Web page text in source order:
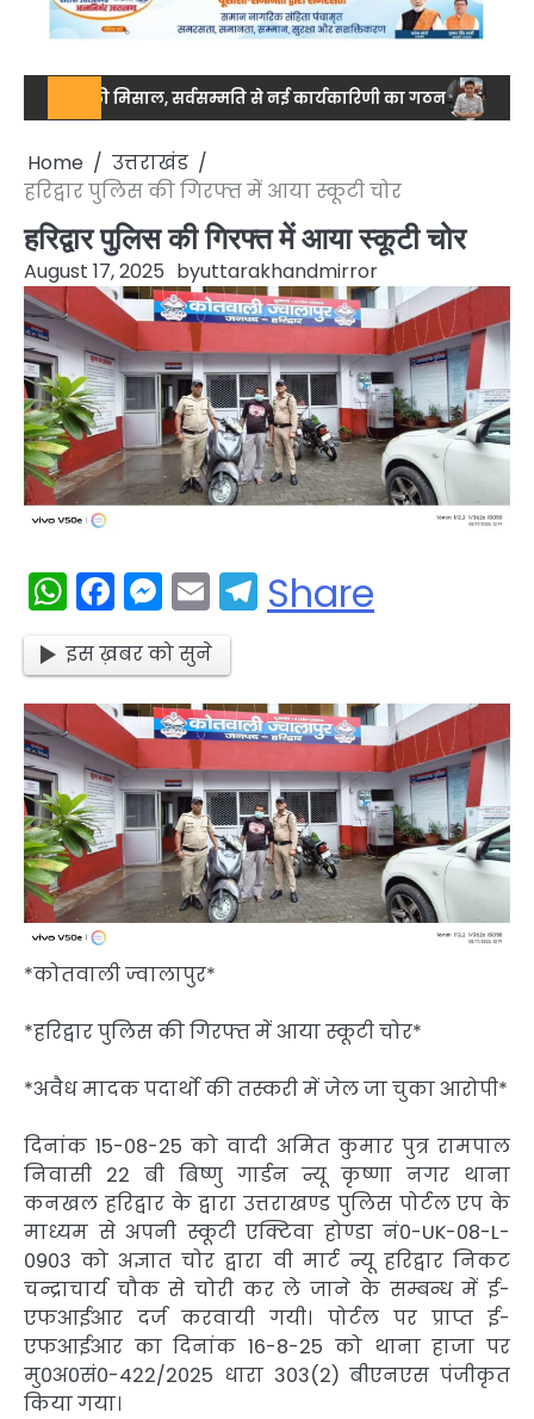
की मिसाल, सर्वसम्मति से नई कार्यकारिणी का गठन नेशनल स्तर पर
Home
उत्तराखंड
हरिद्वार पुलिस की गिरफ्त में आया स्कूटी चोर
हरिद्वार पुलिस की गिरफ्त में आया स्कूटी चोर
August 17, 2025 byuttarakhandmirror
WhatsApp
Facebook
Messenger
EmailTelegram
Share
इस ख़बर को सुने
*कोतवाली ज्वालापुर*
*हरिद्वार पुलिस की गिरफ्त में आया स्कूटी चोर*
*अवैध मादक पदार्थो की तस्करी में जेल जा चुका आरोपी*
दिनांक 15-08-25 को वादी अमित कुमार पुत्र रामपाल
निवासी 22 बी बिष्णु गार्डन न्यू कृष्णा नगर थाना
कनखल हरिद्वार के द्वारा उत्तराखण्ड पुलिस पोर्टल एप के
माध्यम से अपनी स्कूटी एक्टिवा होण्डा नं0-UK-08-L-
0903 को अज्ञात चोर द्वारा वी मार्ट न्यू हरिद्वार निकट
चन्द्राचार्य चौक से चोरी कर ले जाने के सम्बन्ध में ई-
एफआईआर दर्ज करवायी गयी। पोर्टल पर प्राप्त ई-
एफआईआर का दिनांक 16-8-25 को थाना हाजा पर
मु0अ0सं0-422/2025 धारा 303(2) बीएनएस पंजीकृत
किया गया।